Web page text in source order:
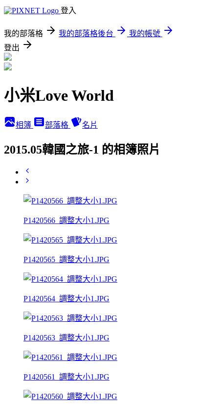
登入
我的部落格 我的部落格後台
我的帳號
登出
小米Love World
相簿 部落格 名片
2015.05韓國之旅-1 的相簿照片
P1420566_調整大小1.JPG
P1420565_調整大小1.JPG
P1420564_調整大小1.JPG
P1420563_調整大小1.JPG
P1420561_調整大小1.JPG